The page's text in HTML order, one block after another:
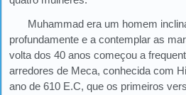
Muhammad era um homem
profundamente e a contemplar as
volta dos 40 anos começou a
arredores de Meca, conhecida com
ano de 610 E.C, que os primeiros